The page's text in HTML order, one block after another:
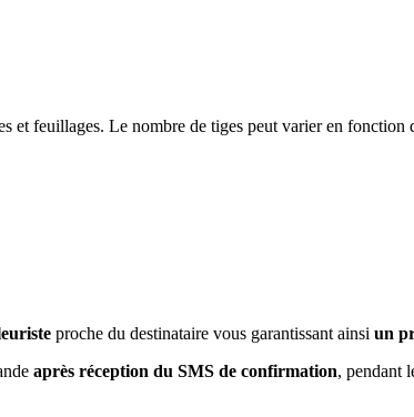
et feuillages. Le nombre de tiges peut varier en
proche du destinataire vous garantissant ainsi un
après réception du SMS de confirmation, pendant